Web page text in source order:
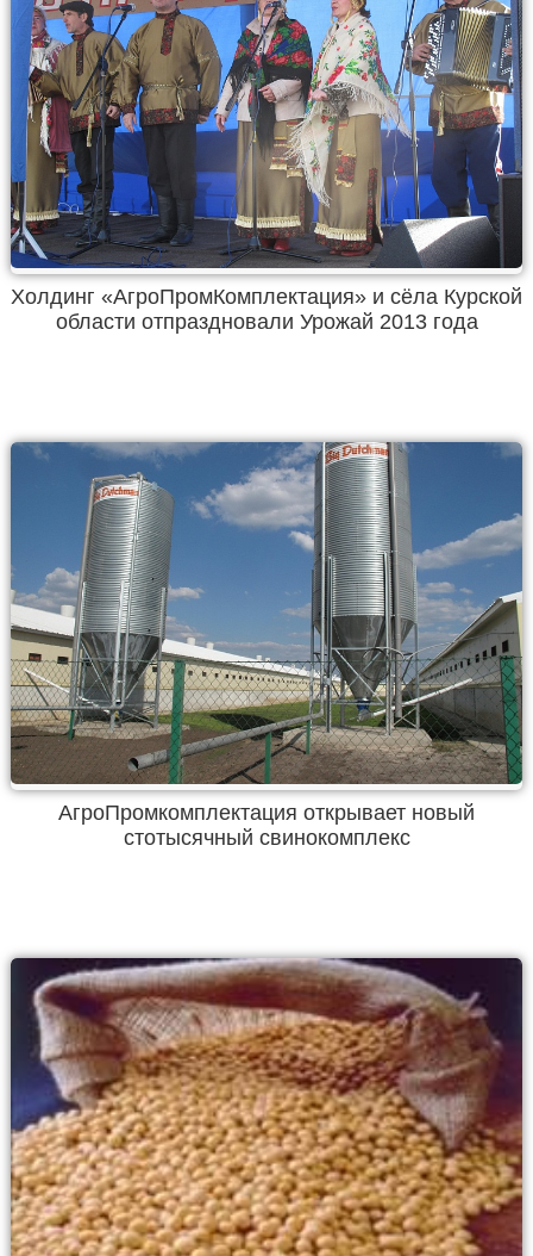
Холдинг «АгроПромКомплектация» и сёла Курской
области отпраздновали Урожай 2013 года
АгроПромкомплектация открывает новый
стотысячный свинокомплекс